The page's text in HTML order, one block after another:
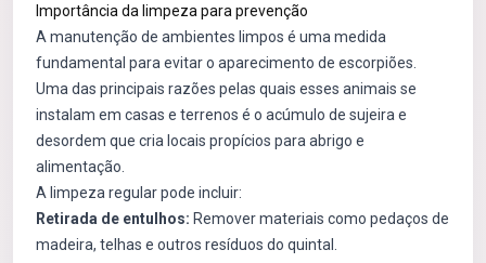
Importância da limpeza para prevenção
A manutenção de ambientes limpos é uma medida
fundamental para evitar o aparecimento de escorpiões.
Uma das principais razões pelas quais esses animais se
instalam em casas e terrenos é o acúmulo de sujeira e
desordem que cria locais propícios para abrigo e
alimentação.
A limpeza regular pode incluir:
Retirada de entulhos: Remover materiais como pedaços de
madeira, telhas e outros resíduos do quintal.